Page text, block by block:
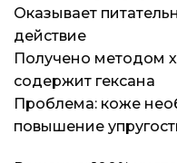
Оказывает
действие
Получено методом
содержит гексана
Проблема: коже
повышение